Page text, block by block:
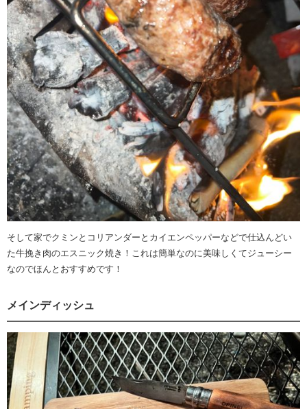
そして家でクミンとコリアンダーとカイエンペッパーなどで仕込んどい
た牛挽き肉のエスニック焼き！これは簡単なのに美味しくてジューシー
なのでほんとおすすめです！
メインディッシュ